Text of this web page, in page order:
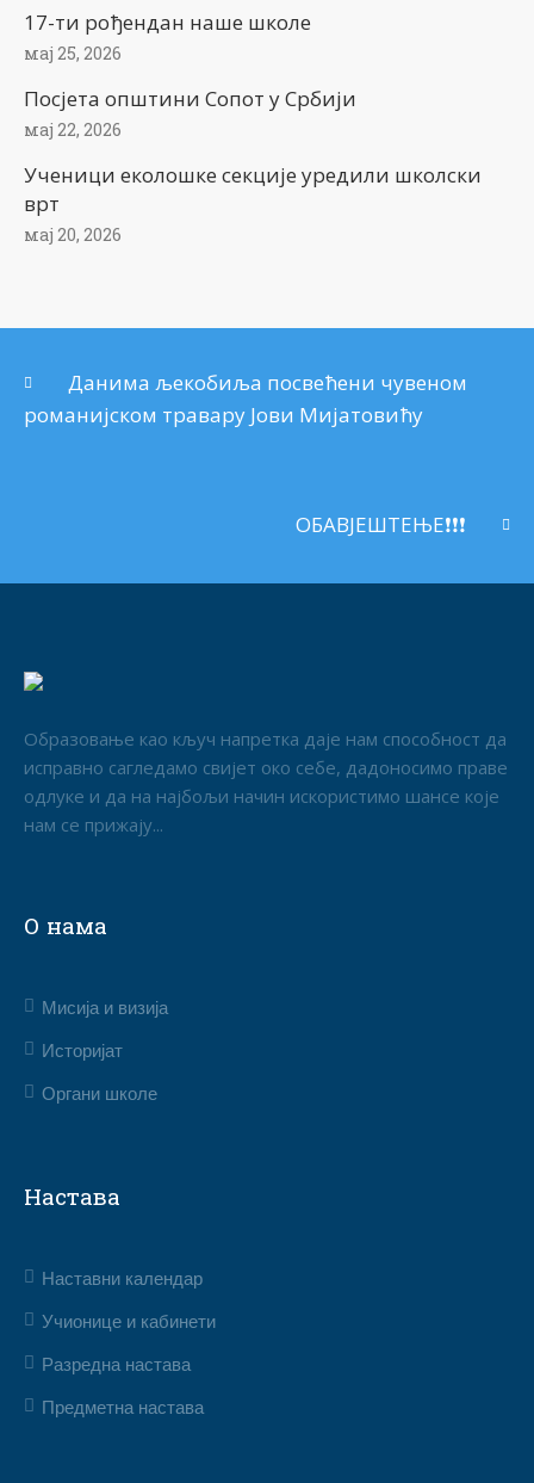
17-ти рођендан наше школе
мај 25, 2026
Посјета општини Сопот у Србији
мај 22, 2026
Ученици еколошке секције уредили школски
врт
мај 20, 2026
Данима љекобиља посвећени чувеном
романијском травару Јови Мијатовићу
ОБАВЈЕШТЕЊЕ❗️❗️❗️
Образовање као кључ напретка даје нам способност да
исправно сагледамо свијет око себе, дадоносимо праве
одлуке и да на најбољи начин искористимо шансе које
нам се прижају...
О нама
Мисија и визија
Историјат
Органи школе
Настава
Наставни календар
Учионице и кабинети
Разредна настава
Предметна настава